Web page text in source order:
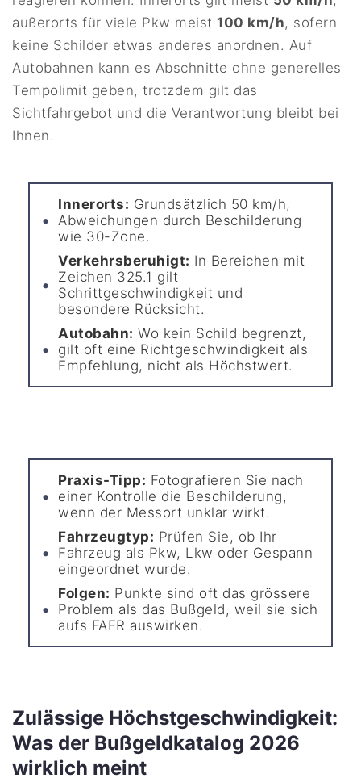
außerorts für viele Pkw meist100 km/h, sofern
keine Schilder etwas anderes anordnen. Auf
Autobahnen kann es Abschnitte ohne generelles
Tempolimit geben, trotzdem gilt das
Sichtfahrgebot und die Verantwortung bleibt bei
Ihnen.
Innerorts: Grundsätzlich 50 km/h,
Abweichungen durch Beschilderung
wie 30-Zone.
Verkehrsberuhigt: In Bereichen mit
Zeichen 325.1 gilt
Schrittgeschwindigkeit und
besondere Rücksicht.
Autobahn: Wo kein Schild begrenzt,
gilt oft eine Richtgeschwindigkeit als
Empfehlung, nicht als Höchstwert.
Praxis-Tipp: Fotografieren Sie nach
einer Kontrolle die Beschilderung,
wenn der Messort unklar wirkt.
Fahrzeugtyp: Prüfen Sie, ob Ihr
Fahrzeug als Pkw, Lkw oder Gespann
eingeordnet wurde.
Folgen: Punkte sind oft das grössere
Problem als das Bußgeld, weil sie sich
aufs FAER auswirken.
Zulässige Höchstgeschwindigkeit:
Was der Bußgeldkatalog 2026
wirklich meint